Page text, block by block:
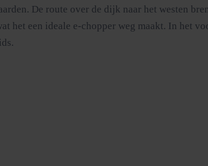
De route over de dijk naar het westen
het een ideale e-chopper weg maakt. In het